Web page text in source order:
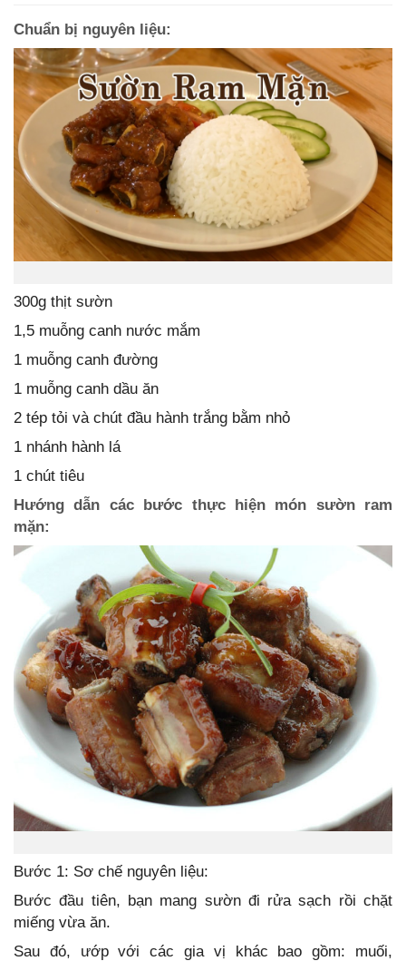
Chuẩn bị nguyên liệu:
300g thịt sườn
1,5 muỗng canh nước mắm
1 muỗng canh đường
1 muỗng canh dầu ăn
2 tép tỏi và chút đầu hành trắng bằm nhỏ
1 nhánh hành lá
1 chút tiêu
Hướng dẫn các bước thực hiện món sườn ram
mặn:
Bước 1: Sơ chế nguyên liệu:
Bước đầu tiên, bạn mang sườn đi rửa sạch rồi chặt
miếng vừa ăn.
Sau đó, ướp với các gia vị khác bao gồm: muối,